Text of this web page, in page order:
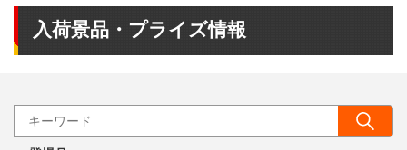
入荷景品・プライズ情報